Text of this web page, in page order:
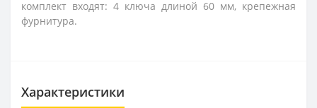
комплект входят: 4 ключа длиной 60 мм, крепежная
фурнитура.
Характеристики